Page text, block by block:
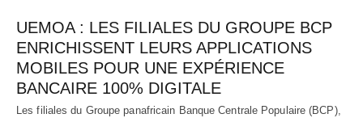
UEMOA : LES FILIALES DU GROUPE BCP
ENRICHISSENT LEURS APPLICATIONS
MOBILES POUR UNE EXPÉRIENCE
BANCAIRE 100% DIGITALE
Les filiales du Groupe panafricain Banque Centrale Populaire (BCP),